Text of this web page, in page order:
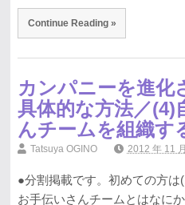
Continue Reading »
カンパニーを進化
具体的な方法／(4)
んチームを組織す
Tatsuya OGINO 2012 年 11
●分割掲載です。初めての方は
お手伝いさんチームとはなに